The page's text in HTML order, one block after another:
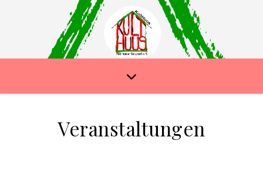
Veranstaltungen